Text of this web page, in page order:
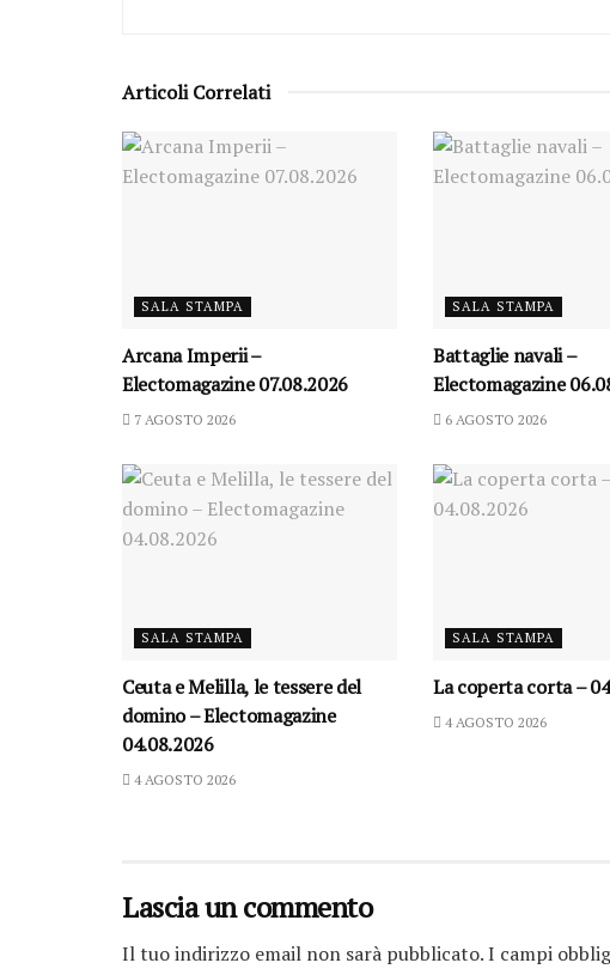
Articoli Correlati
SALA STAMPA
Arcana Imperii –
Electomagazine 07.08.2026
7 AGOSTO 2026
SALA STAMPA
Battaglie navali –
Electomagazine
6 AGOSTO 2026
SALA STAMPA
Ceuta e Melilla, le tessere del
domino – Electomagazine
04.08.2026
4 AGOSTO 2026
SALA STAMPA
La coperta corta –
4 AGOSTO 2026
Lascia un commento
Il tuo indirizzo email non sarà pubblicato.I campi